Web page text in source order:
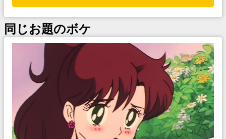
同じお題のボケ